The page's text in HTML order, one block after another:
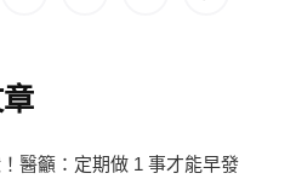
醫籲：定期做 1 事才能早發